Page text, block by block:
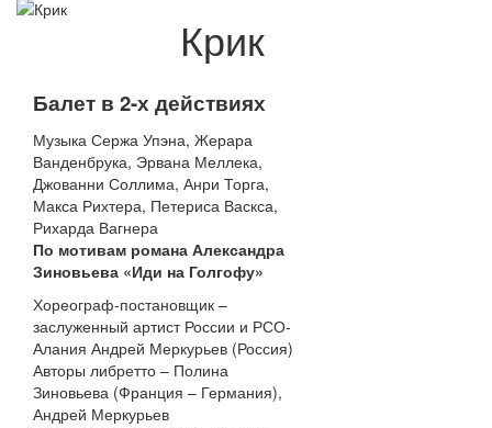
Крик
Балет в 2-х действиях
Музыка Сержа Упэна, Жерара
Ванденбрука, Эрвана Меллека,
Джованни Соллима, Анри Торга,
Макса Рихтера, Петериса Васкса,
Рихарда Вагнера
По мотивам романа Александра
Зиновьева «Иди на Голгофу»
Хореограф-постановщик –
заслуженный артист России и РСО-
Алания Андрей Меркурьев (Россия)
Авторы либретто – Полина
Зиновьева (Франция – Германия),
Андрей Меркурьев